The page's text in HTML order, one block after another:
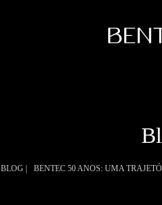
Sintonia
BLOG | BENTEC 50 ANOS: UMA